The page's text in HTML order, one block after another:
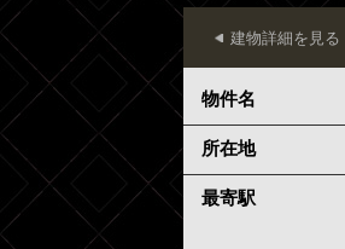
建物詳細を見る
物件名
所在地
最寄駅